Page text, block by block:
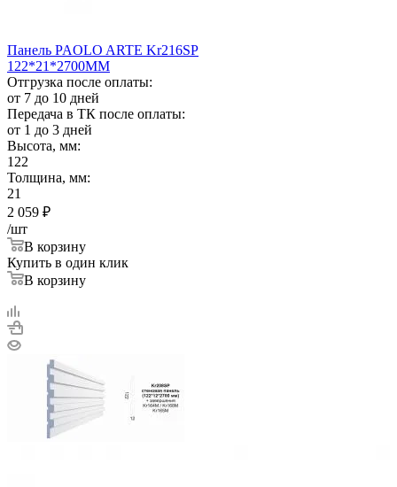
Панель PAOLO ARTE Kr216SP
122*21*2700ММ
Отгрузка после оплаты:
от 7 до 10 дней
Передача в ТК после оплаты:
от 1 до 3 дней
Высота, мм:
122
Толщина, мм:
21
2 059 ₽
/шт
В корзину
Купить в один клик
В корзину